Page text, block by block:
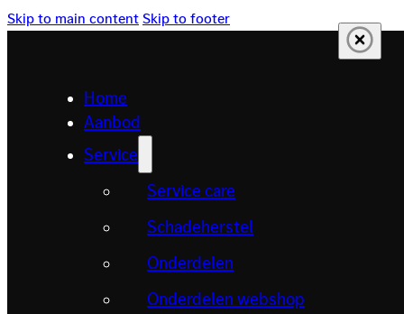
Skip to main contentSkip to footer
Home
Aanbod
Service
Service care
Schadeherstel
Onderdelen
Onderdelen webshop